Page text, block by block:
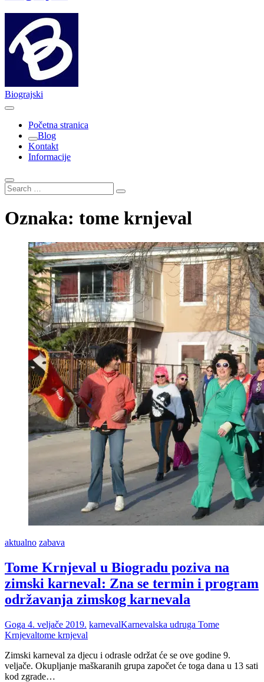
Biograjski
Početna stranica
Blog
Kontakt
Informacije
Search
…
Oznaka: tome krnjeval
aktualno zabava
Tome Krnjeval u Biogradu poziva na
zimski karneval: Zna se termin i program
održavanja zimskog karnevala
Goga 4. veljače 2019. karnevalKarnevalska udruga Tome
Krnjevaltome krnjeval
Zimski karneval za djecu i odrasle održat će se ove godine 9.
veljače. Okupljanje maškaranih grupa započet će toga dana u 13 sati
kod zgrade…